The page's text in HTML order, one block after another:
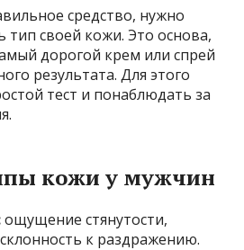
средство, нужно
тип своей кожи. Это основа,
дорогой крем или спрей
результата. Для этого
тест и понаблюдать за
кожи у мужчин
ощущение стянутости,
к раздражению.